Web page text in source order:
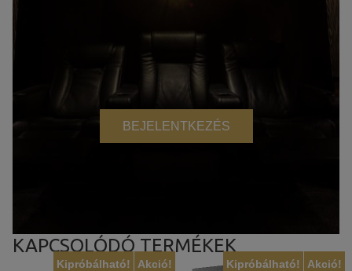
BEJELENTKEZÉS
KAPCSOLÓDÓ TERMÉKEK
Akció!
Kipróbálható! Akció!
Kipróbálható!